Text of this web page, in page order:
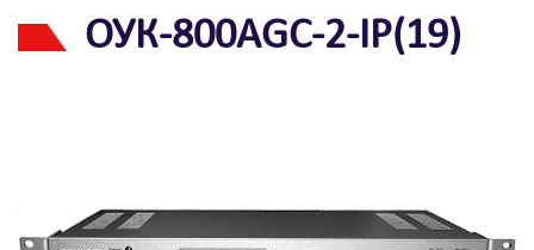
ОУК-800AGC-2-IP(19)